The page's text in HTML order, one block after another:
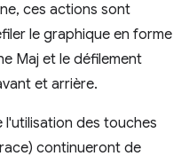
ces actions sont
le graphique en forme
Maj et le défilement
et arrière.
l'utilisation des touches
continueront de